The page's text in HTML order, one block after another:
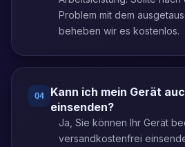
Problem mit dem
beheben wir es kostenlos.
Q4
Kann ich mein Gerät
einsenden?
Ja, Sie können Ihr Gerät
versandkostenfrei